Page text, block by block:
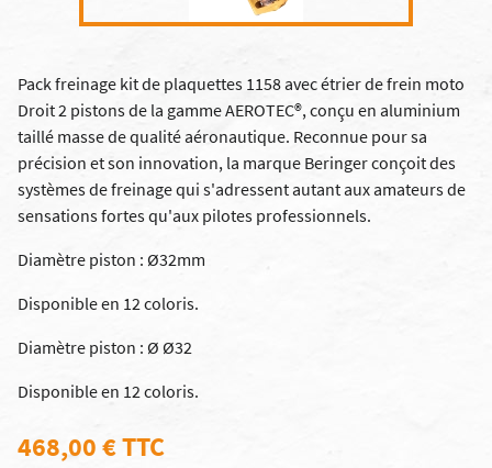
Pack freinage kit de plaquettes 1158 avec étrier de frein moto
Droit 2 pistons de la gamme AEROTEC®, conçu en aluminium
taillé masse de qualité aéronautique. Reconnue pour sa
précision et son innovation, la marque Beringer conçoit des
systèmes de freinage qui s'adressent autant aux amateurs de
sensations fortes qu'aux pilotes professionnels.
Diamètre piston : Ø32mm
Disponible en 12 coloris.
Diamètre piston : Ø Ø32
Disponible en 12 coloris.
468,00 € TTC